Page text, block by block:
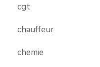
cgt
chauffeur
chemie